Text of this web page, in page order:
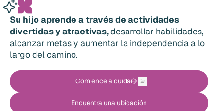
Su hijo aprende a través de actividades
divertidas y atractivas,desarrollar habilidades,
alcanzar metas y aumentar la independencia a lo
largo del camino.
Comience a cuidar
Encuentra una ubicación